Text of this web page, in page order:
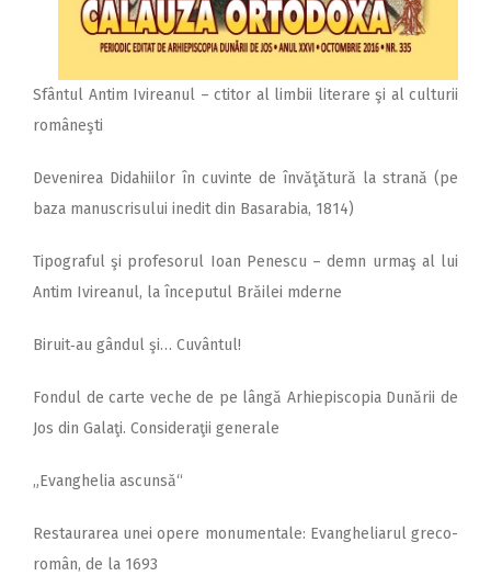
Sfântul Antim Ivireanul – ctitor al limbii literare şi al culturii
româneşti
Devenirea Didahiilor în cuvinte de învăţătură la strană (pe
baza manuscrisului inedit din Basarabia, 1814)
Tipograful şi profesorul Ioan Penescu – demn urmaş al lui
Antim Ivireanul, la începutul Brăilei mderne
Biruit‑au gândul şi… Cuvântul!
Fondul de carte veche de pe lângă Arhiepiscopia Dunării de
Jos din Galaţi. Consideraţii generale
„Evanghelia ascunsă“
Restaurarea unei opere monumentale: Evangheliarul greco-
român, de la 1693